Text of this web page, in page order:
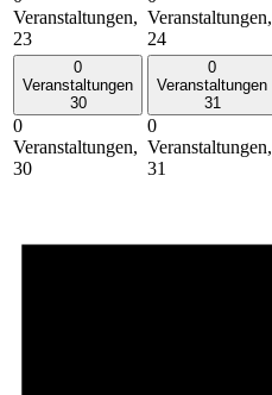
Veranstaltungen,
23
Veranstaltungen,
24
0
Veranstaltungen
30
0
Veranstaltungen,
30
0
Veranstaltungen
31
0
Veranstaltungen,
31